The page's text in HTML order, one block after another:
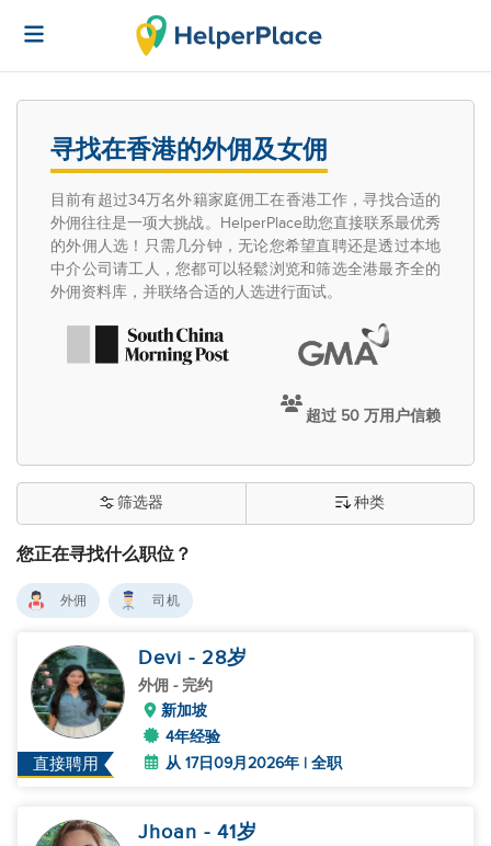
寻找在香港的外佣及女佣
目前有超过34万名外籍家庭佣工在香港工作，寻找合适的
外佣往往是一项大挑战。HelperPlace助您直接联系最优秀
的外佣人选！只需几分钟，无论您希望直聘还是透过本地
中介公司请工人，您都可以轻鬆浏览和筛选全港最齐全的
外佣资料库，并联络合适的人选进行面试。
超过 50 万用户信赖
您正在寻找什么职位？
筛选器 种类
外佣 司机
直接聘用
Devi - 28岁
外佣 - 完约
新加坡
4年经验
从 17日09月2026年 | 全职
Jhoan - 41岁